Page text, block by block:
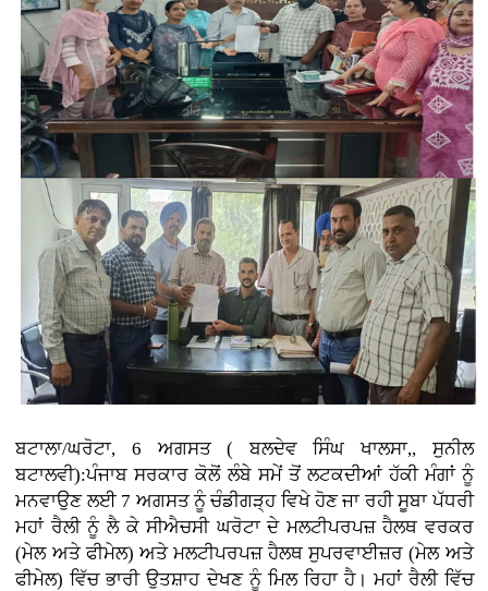
ਬਟਾਲਾ/ਘਰੋਟਾ, 6 ਅਗਸਤ ( ਬਲਦੇਵ ਸਿੰਘ ਖਾਲਸਾ,, ਸੁਨੀਲ
ਬਟਾਲਵੀ):ਪੰਜਾਬ ਸਰਕਾਰ ਕੋਲੋਂ ਲੰਬੇ ਸਮੇਂ ਤੋਂ ਲਟਕਦੀਆਂ ਹੱਕੀ ਮੰਗਾਂ ਨੂੰ
ਮਨਵਾਉਣ ਲਈ 7 ਅਗਸਤ ਨੂੰ ਚੰਡੀਗੜ੍ਹ ਵਿਖੇ ਹੋਣ ਜਾ ਰਹੀ ਸੂਬਾ ਪੱਧਰੀ
ਮਹਾਂ ਰੈਲੀ ਨੂੰ ਲੈ ਕੇ ਸੀਐਚਸੀ ਘਰੋਟਾ ਦੇ ਮਲਟੀਪਰਪਜ਼ ਹੈਲਥ ਵਰਕਰ
(ਮੇਲ ਅਤੇ ਫੀਮੇਲ) ਅਤੇ ਮਲਟੀਪਰਪਜ਼ ਹੈਲਥ ਸੁਪਰਵਾਈਜ਼ਰ (ਮੇਲ ਅਤੇ
ਫੀਮੇਲ) ਵਿੱਚ ਭਾਰੀ ਉਤਸ਼ਾਹ ਦੇਖਣ ਨੂੰ ਮਿਲ ਰਿਹਾ ਹੈ। ਮਹਾਂ ਰੈਲੀ ਵਿੱਚ